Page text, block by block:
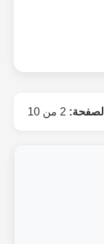
الصفحة: